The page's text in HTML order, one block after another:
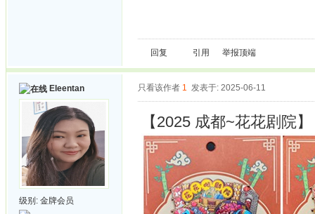
回复 引用 举报顶端
Eleentan
级别: 金牌会员
只看该作者 1 发表于: 2025-06-11
【2025 成都~花花剧院】